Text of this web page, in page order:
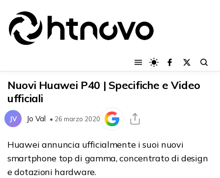
Nuovi Huawei P40 | Specifiche e Video
ufficiali
JV Jo Val • 26 marzo 2020
Huawei annuncia ufficialmente i suoi nuovi
smartphone top di gamma, concentrato di design
e dotazioni hardware.